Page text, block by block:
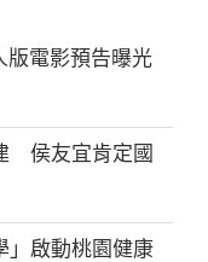
版電影預告曝光
侯友宜肯定國
啟動桃園健康